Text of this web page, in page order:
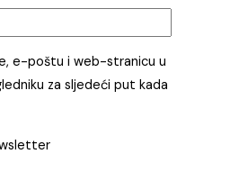
e-poštu i web-stranicu u
za sljedeći put kada